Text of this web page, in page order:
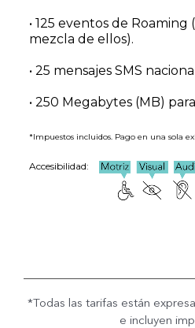
*Impuestos incluidos. Pago en una sola
• 125 eventos de
mezcla de ellos).
• 25 mensajes SMS
• 250 Megabytes (MB)
Accesibilidad:
*Todas las tarifas están
e incluyen